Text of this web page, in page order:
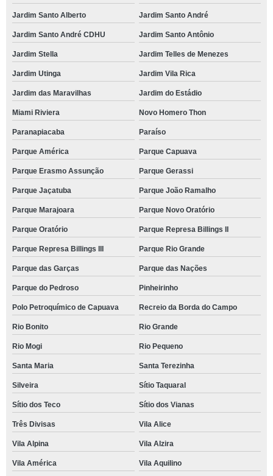
Jardim Santo Alberto Jardim Santo André
Jardim Santo André CDHU Jardim Santo Antônio
Jardim Stella Jardim Telles de Menezes
Jardim Utinga Jardim Vila Rica
Jardim das Maravilhas Jardim do Estádio
Miami Riviera Novo Homero Thon
Paranapiacaba Paraíso
Parque América Parque Capuava
Parque Erasmo Assunção Parque Gerassi
Parque Jaçatuba Parque João Ramalho
Parque Marajoara Parque Novo Oratório
Parque Oratório Parque Represa Billings II
Parque Represa Billings III Parque Rio Grande
Parque das Garças Parque das Nações
Parque do Pedroso Pinheirinho
Polo Petroquímico de Capuava Recreio da Borda do Campo
Rio Bonito Rio Grande
Rio Mogi Rio Pequeno
Santa Maria Santa Terezinha
Silveira Sítio Taquaral
Sítio dos Teco Sítio dos Vianas
Três Divisas Vila Alice
Vila Alpina Vila Alzira
Vila América Vila Aquilino